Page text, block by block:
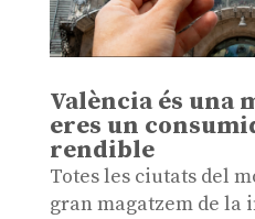
València és una
eres un
rendible
Totes les ciutats del
gran magatzem de